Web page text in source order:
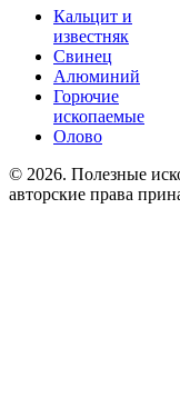
Кальцит и
известняк
Свинец
Алюминий
Горючие
ископаемые
Олово
© 2026. Полезные
авторские права